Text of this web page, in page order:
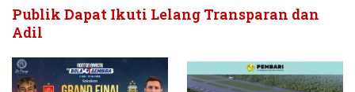
Publik Dapat Ikuti Lelang Transparan dan
Adil